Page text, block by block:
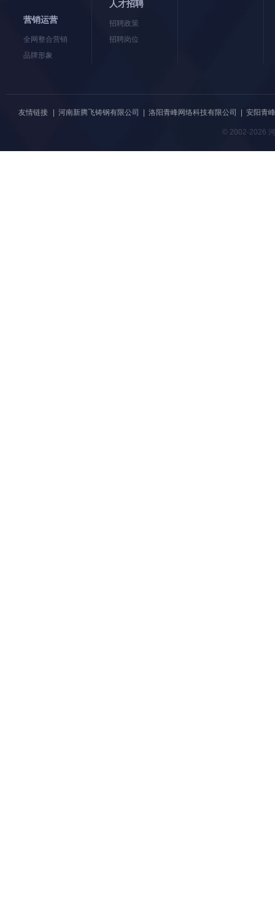
营销运营
全网整合营销
品牌形象
人才招聘
招聘政策
招聘岗位
友情链接 | 河南新腾飞铸钢有限公司 | 洛阳青峰网络科技有限公司 | 安阳青
© 2002-2026